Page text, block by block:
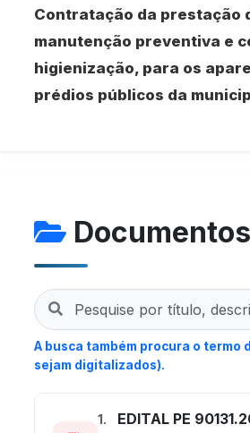
Contratação da prestação
manutenção preventiva e
higienização, para os
prédios públicos da
Documentos
A busca também procura o termo
sejam digitalizados).
1. EDITAL PE